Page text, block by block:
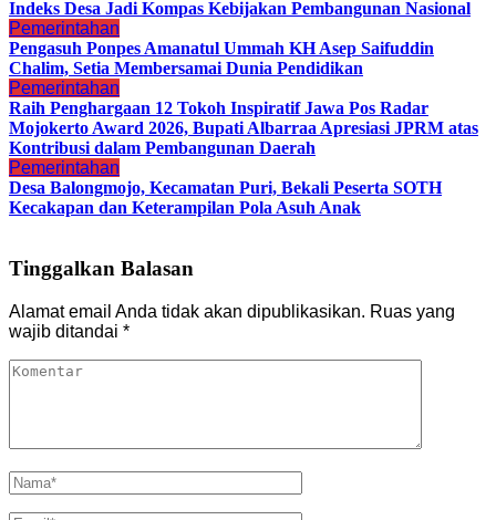
Indeks Desa Jadi Kompas Kebijakan Pembangunan Nasional
Pemerintahan
Pengasuh Ponpes Amanatul Ummah KH Asep Saifuddin
Chalim, Setia Membersamai Dunia Pendidikan
Pemerintahan
Raih Penghargaan 12 Tokoh Inspiratif Jawa Pos Radar
Mojokerto Award 2026, Bupati Albarraa Apresiasi JPRM atas
Kontribusi dalam Pembangunan Daerah
Pemerintahan
Desa Balongmojo, Kecamatan Puri, Bekali Peserta SOTH
Kecakapan dan Keterampilan Pola Asuh Anak
Tinggalkan Balasan
Alamat email Anda tidak akan dipublikasikan. Ruas yang
wajib ditandai *